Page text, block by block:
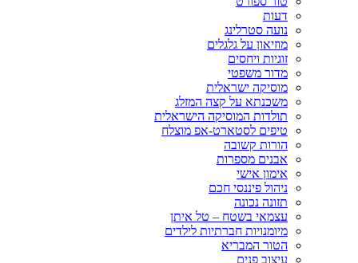
דעות
נועה סטרלינג
מוזיאון על גלגלים
זוגיות ויחסים
מדור משפטי
מוסיקה ישראלית
משכנתא על קצה המזלג
תולדות המוסיקה הישראלית
טיפים לסטארט-אפ מוצלח
הורות קשובה
אבנים מספרות
אימון אישי
ניהול פיננסי חכם
תזונה נכונה
עצמאי בשטח – טל איתן
מיומנויות חברתיות לילדים
הטור המבריא
עיצוב פנים